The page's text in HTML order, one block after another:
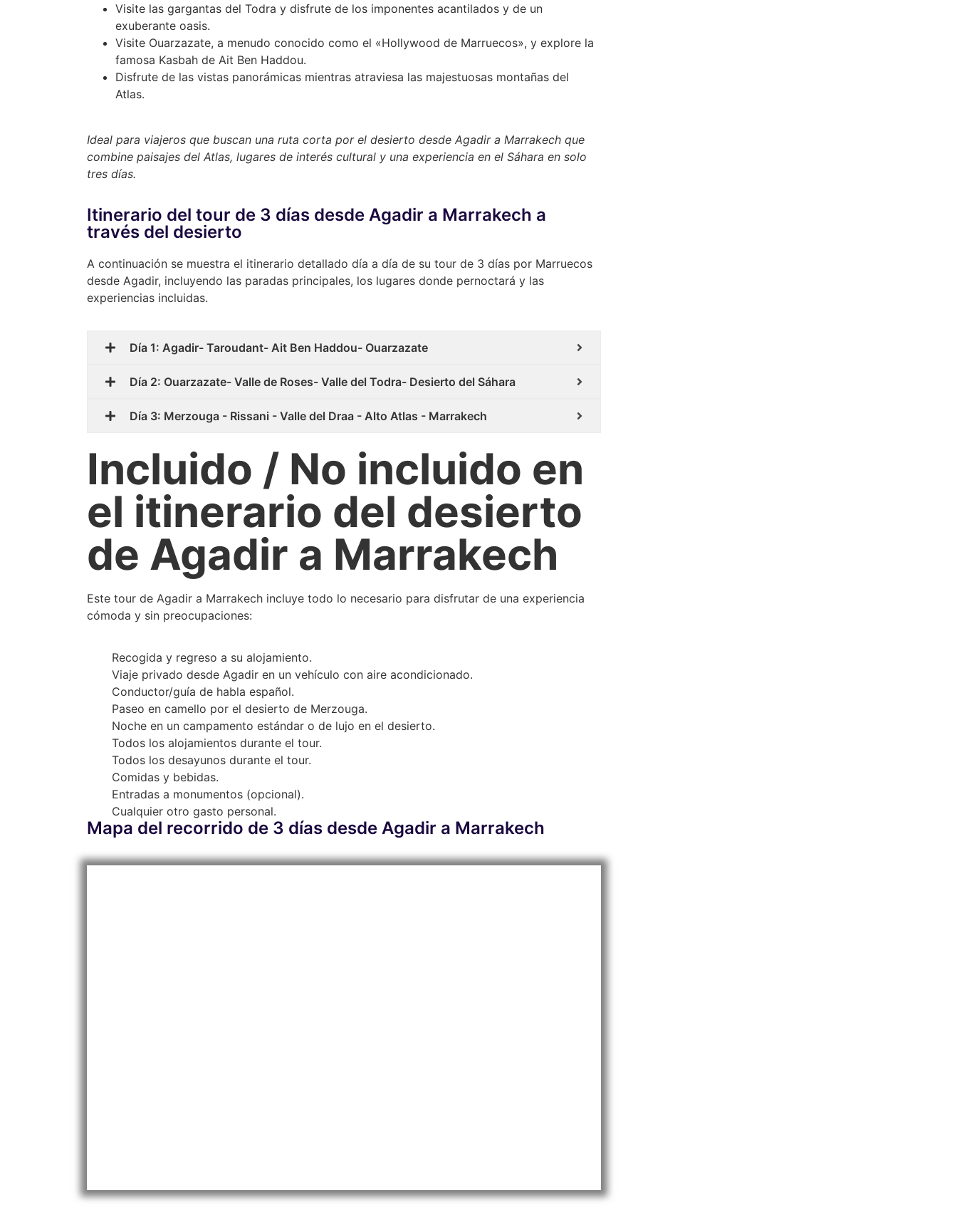
Visite las gargantas del Todra y disfrute de los imponentes acantilados y de un
exuberante oasis.
Visite Ouarzazate, a menudo conocido como el «Hollywood de Marruecos», y explore la
famosa Kasbah de Ait Ben Haddou.
Disfrute de las vistas panorámicas mientras atraviesa las majestuosas montañas del
Atlas.
Ideal para viajeros que buscan una ruta corta por el desierto desde Agadir a Marrakech que
combine paisajes del Atlas, lugares de interés cultural y una experiencia en el Sáhara en solo
tres días.
Itinerario del tour de 3 días desde Agadir a Marrakech a
través del desierto
A continuación se muestra el itinerario detallado día a día de su tour de 3 días por Marruecos
desde Agadir, incluyendo las paradas principales, los lugares donde pernoctará y las
experiencias incluidas.
Día 1: Agadir- Taroudant- Ait Ben Haddou- Ouarzazate
Día 2: Ouarzazate- Valle de Roses- Valle del Todra- Desierto del Sáhara
Día 3: Merzouga - Rissani - Valle del Draa - Alto Atlas - Marrakech
Incluido / No incluido en
el itinerario del desierto
de Agadir a Marrakech
Este tour de Agadir a Marrakech incluye todo lo necesario para disfrutar de una experiencia
cómoda y sin preocupaciones:
Recogida y regreso a su alojamiento.
Viaje privado desde Agadir en un vehículo con aire acondicionado.
Conductor/guía de habla español.
Paseo en camello por el desierto de Merzouga.
Noche en un campamento estándar o de lujo en el desierto.
Todos los alojamientos durante el tour.
Todos los desayunos durante el tour.
Comidas y bebidas.
Entradas a monumentos (opcional).
Cualquier otro gasto personal.
Mapa del recorrido de 3 días desde Agadir a Marrakech